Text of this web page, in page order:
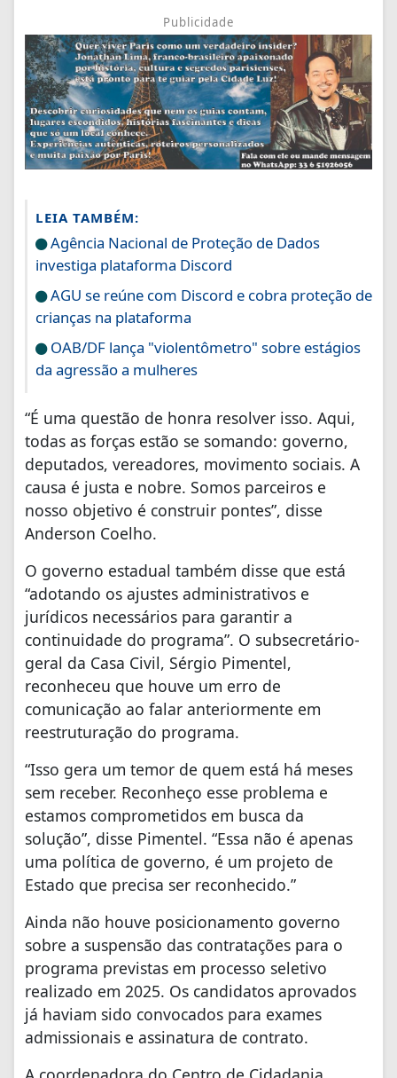
Publicidade
LEIA TAMBÉM:
Agência Nacional de Proteção de Dados
investiga plataforma Discord
AGU se reúne com Discord e cobra proteção de
crianças na plataforma
OAB/DF lança "violentômetro" sobre estágios
da agressão a mulheres
“É uma questão de honra resolver isso. Aqui,
todas as forças estão se somando: governo,
deputados, vereadores, movimento sociais. A
causa é justa e nobre. Somos parceiros e
nosso objetivo é construir pontes”, disse
Anderson Coelho.
O governo estadual também disse que está
“adotando os ajustes administrativos e
jurídicos necessários para garantir a
continuidade do programa”. O subsecretário-
geral da Casa Civil, Sérgio Pimentel,
reconheceu que houve um erro de
comunicação ao falar anteriormente em
reestruturação do programa.
“Isso gera um temor de quem está há meses
sem receber. Reconheço esse problema e
estamos comprometidos em busca da
solução”, disse Pimentel. “Essa não é apenas
uma política de governo, é um projeto de
Estado que precisa ser reconhecido.”
Ainda não houve posicionamento governo
sobre a suspensão das contratações para o
programa previstas em processo seletivo
realizado em 2025. Os candidatos aprovados
já haviam sido convocados para exames
admissionais e assinatura de contrato.